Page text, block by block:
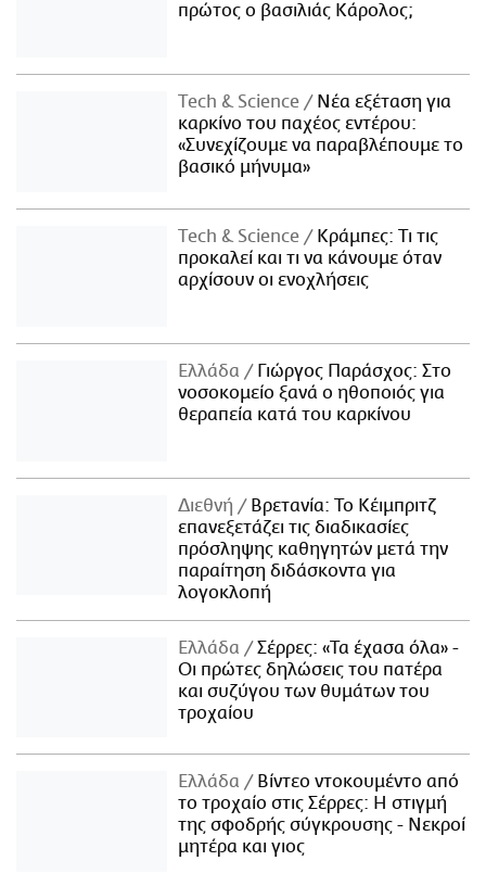
πρώτος ο βασιλιάς Κάρολος;
Τech & Science
Νέα εξέταση για
καρκίνο του παχέος εντέρου:
«Συνεχίζουμε να παραβλέπουμε το
βασικό μήνυμα»
Τech & Science
Κράμπες: Τι τις
προκαλεί και τι να κάνουμε όταν
αρχίσουν οι ενοχλήσεις
Ελλάδα
Γιώργος Παράσχος: Στο
νοσοκομείο ξανά ο ηθοποιός για
θεραπεία κατά του καρκίνου
Διεθνή
Βρετανία: Το Κέιμπριτζ
επανεξετάζει τις διαδικασίες
πρόσληψης καθηγητών μετά την
παραίτηση διδάσκοντα για
λογοκλοπή
Ελλάδα
Σέρρες: «Τα έχασα όλα» -
Οι πρώτες δηλώσεις του πατέρα
και συζύγου των θυμάτων του
τροχαίου
Ελλάδα
Βίντεο ντοκουμέντο από
το τροχαίο στις Σέρρες: Η στιγμή
της σφοδρής σύγκρουσης - Νεκροί
μητέρα και γιος